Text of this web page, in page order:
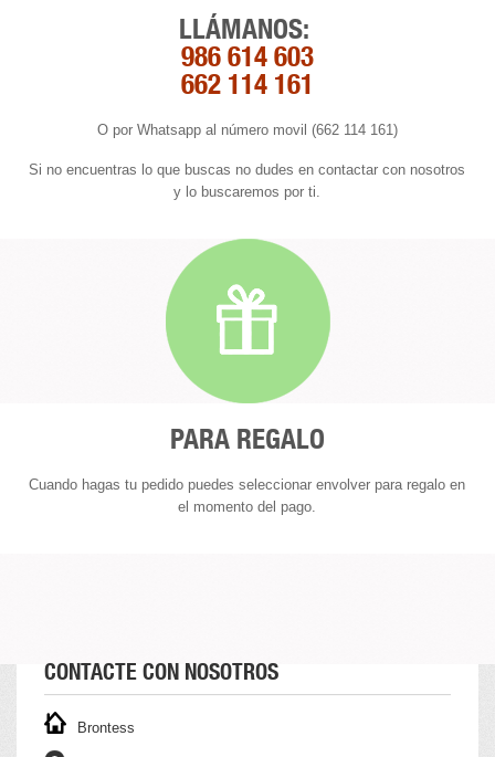
LLÁMANOS:
986 614 603
662 114 161
O por Whatsapp al número movil (662 114 161)
Si no encuentras lo que buscas no dudes en contactar con nosotros
y lo buscaremos por ti.
PARA REGALO
Cuando hagas tu pedido puedes seleccionar envolver para regalo en
el momento del pago.
CONTACTE CON NOSOTROS
Brontess